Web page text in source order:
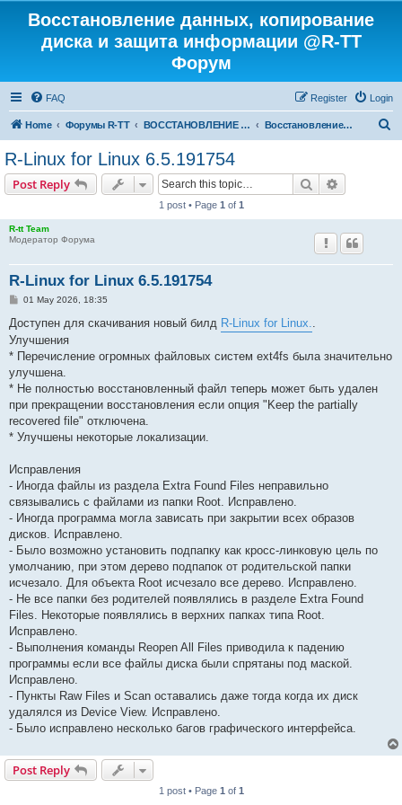
Восстановление данных, копирование
диска и защита информации @R-TT
Форум
FAQ Login
Register
Home Форумы R-TT ВОССТАНОВЛЕНИЕ ДАННЫХ И УДАЛЕННЫХ ФАЙЛОВ Восстановление Удаленных Файлов
R-Linux for Linux 6.5.191754
Post Reply Search
1 post • Page 1 of 1
R-tt Team
Модератор Форума
R-Linux for Linux 6.5.191754
P
s
01 May 2026, 18:35
Доступен для скачивания новый билд R-Linux for Linux..
Улучшения
* Перечисление огромных файловых систем ext4fs была значительно
улучшена.
* Не полностью восстановленный файл теперь может быть удален
при прекращении восстановления если опция "Keep the partially
recovered file" отключена.
* Улучшены некоторые локализации.
Исправления
- Иногда файлы из раздела Extra Found Files неправильно
связывались с файлами из папки Root. Исправлено.
- Иногда программа могла зависать при закрытии всех образов
дисков. Исправлено.
- Было возможно установить подпапку как кросс-линковую цель по
умолчанию, при этом дерево подпапок от родительской папки
исчезало. Для объекта Root исчезало все дерево. Исправлено.
- Не все папки без родителей появлялись в разделе Extra Found
Files. Некоторые появлялись в верхних папках типа Root.
Исправлено.
- Выполнения команды Reopen All Files приводила к падению
программы если все файлы диска были спрятаны под маской.
Исправлено.
- Пункты Raw Files и Scan оставались даже тогда когда их диск
удалялся из Device View. Исправлено.
- Было исправлено несколько багов графического интерфейса.
Post Reply
1 post • Page 1 of 1